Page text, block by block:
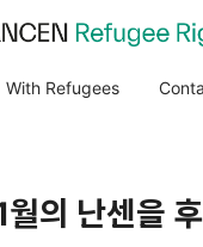
With Refugees
의 난센을